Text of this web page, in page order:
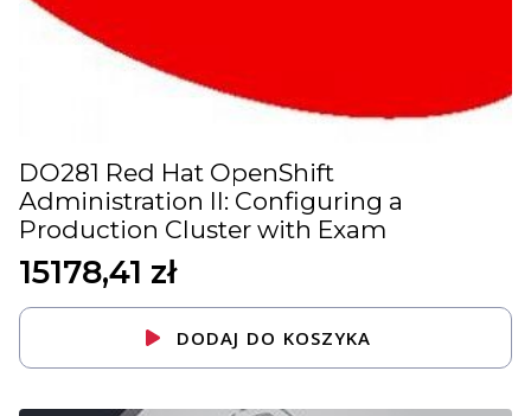
DO281 Red Hat OpenShift
Administration II: Configuring a
Production Cluster with Exam
15178,41 zł
DODAJ DO KOSZYKA